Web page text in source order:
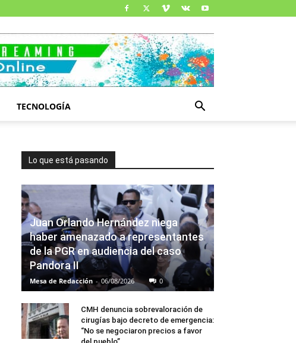
TECNOLOGÍA
Lo que está pasando
Juan Orlando Hernández niega
haber amenazado a representantes
de la PGR en audiencia del caso
Pandora II
Mesa de Redacción - 06/08/2026 0
CMH denuncia sobrevaloración de
cirugías bajo decreto de emergencia:
“No se negociaron precios a favor